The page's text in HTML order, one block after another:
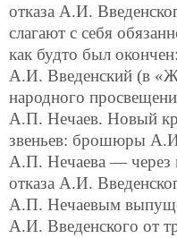
отказа А.И.
слагают с себя
как будто был
А.И. Введенский (в
народного
А.П. Нечаев. Новый
звеньев: брошюры
А.П. Нечаева — через
отказа А.И.
А.П. Нечаевым
А.И. Введенского от